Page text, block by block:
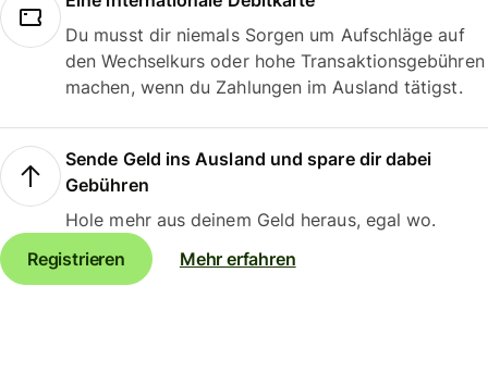
Du musst dir niemals Sorgen um Aufschläge auf
den Wechselkurs oder hohe Transaktionsgebühren
machen, wenn du Zahlungen im Ausland tätigst.
Sende Geld ins Ausland und spare dir dabei
Gebühren
Hole mehr aus deinem Geld heraus, egal wo.
Registrieren
Mehr erfahren